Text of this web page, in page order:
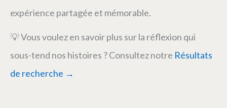
expérience partagée et mémorable.
💡 Vous voulez en savoir plus sur la réflexion qui
sous-tend nos histoires ? Consultez notre Résultats
de recherche →